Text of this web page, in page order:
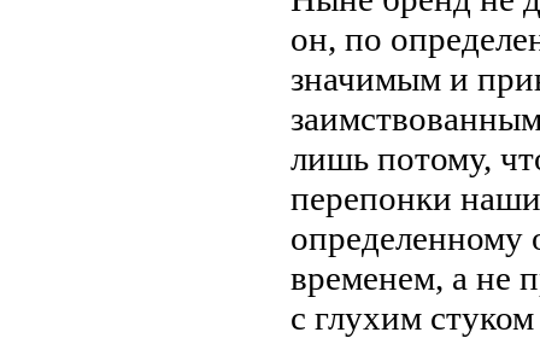
он, по
значимым и
лишь потому,
перепонки
определенному
временем, а не
с глухим